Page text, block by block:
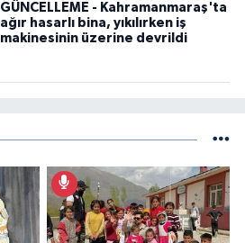
GÜNCELLEME - Kahramanmaraş'ta
ağır hasarlı bina, yıkılırken iş
makinesinin üzerine devrildi